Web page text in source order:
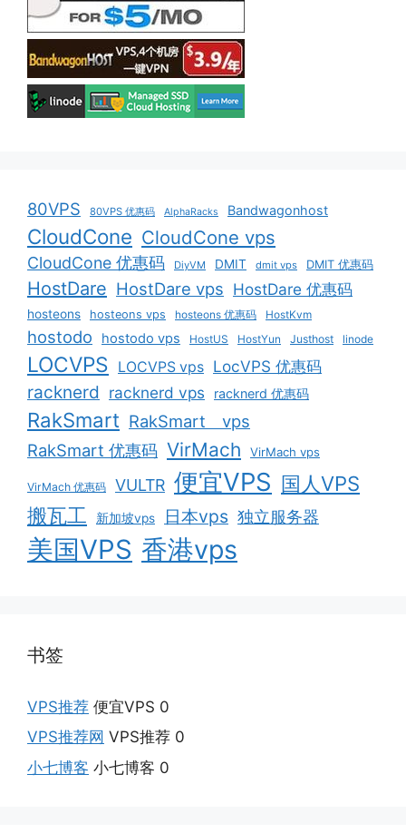
80VPS 80VPS 优惠码 AlphaRacks Bandwagonhost
CloudCone CloudCone vps
CloudCone 优惠码 DiyVM DMIT dmit vps DMIT 优惠码
HostDare HostDare vps HostDare 优惠码
hosteons hosteons vps hosteons 优惠码 HostKvm
hostodo hostodo vps HostUS HostYun Justhost linode
LOCVPS LOCVPS vps LocVPS 优惠码
racknerd racknerd vps racknerd 优惠码
RakSmart RakSmart vps
RakSmart 优惠码 VirMach VirMach vps
VirMach 优惠码 VULTR 便宜VPS 国人VPS
搬瓦工
新加坡vps 日本vps 独立服务器
美国VPS 香港vps
书签
VPS推荐 便宜VPS 0
VPS推荐网 VPS推荐 0
小七博客 小七博客 0